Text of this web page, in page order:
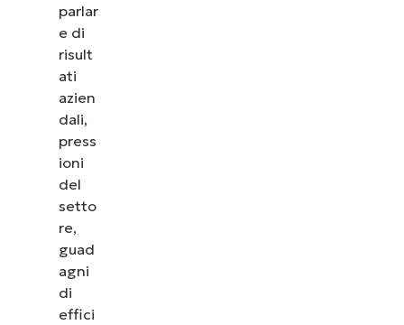
parlar
e di
risult
ati
azien
dali,
press
ioni
del
setto
re,
guad
agni
di
effici